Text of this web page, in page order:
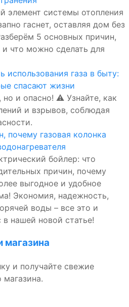
элемент системы отопления
гаснет, оставляя дом без
5 основных причин,
что можно сделать для
использования газа в быту:
спасают жизни
но и опасно! ⚠️ Узнайте, как
и взрывов, соблюдая
почему газовая колонка
бойлер: что
причин, почему
выгодное и удобное
Экономия, надежность,
воды – все это и
нашей новой статье!
магазина
и получайте свежие